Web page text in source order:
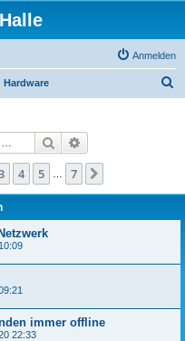
Anmelden
Hardware
Suche
4 5 7
immer offline
22:33